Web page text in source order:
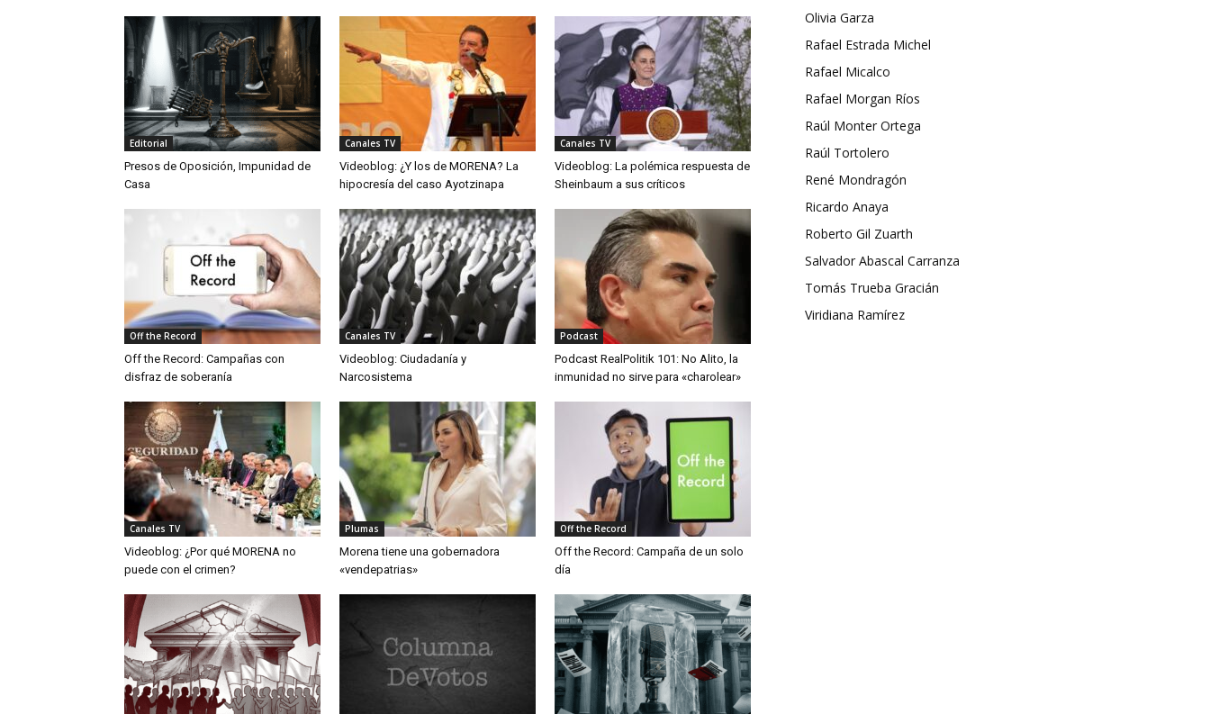
Editorial
Presos de Oposición, Impunidad de
Casa
Canales TV
Videoblog: ¿Y los de MORENA? La
hipocresía del caso Ayotzinapa
Canales TV
Videoblog: La polémica respuesta de
Sheinbaum a sus críticos
Off the Record
Off the Record: Campañas con
disfraz de soberanía
Canales TV
Videoblog: Ciudadanía y
Narcosistema
Podcast
Podcast RealPolitik 101: No Alito, la
inmunidad no sirve para «charolear»
Canales TV
Videoblog: ¿Por qué MORENA no
puede con el crimen?
Plumas
Morena tiene una gobernadora
«vendepatrias»
Off the Record
Off the Record: Campaña de un solo
día
Olivia Garza
Rafael Estrada Michel
Rafael Micalco
Rafael Morgan Ríos
Raúl Monter Ortega
Raúl Tortolero
René Mondragón
Ricardo Anaya
Roberto Gil Zuarth
Salvador Abascal Carranza
Tomás Trueba Gracián
Viridiana Ramírez